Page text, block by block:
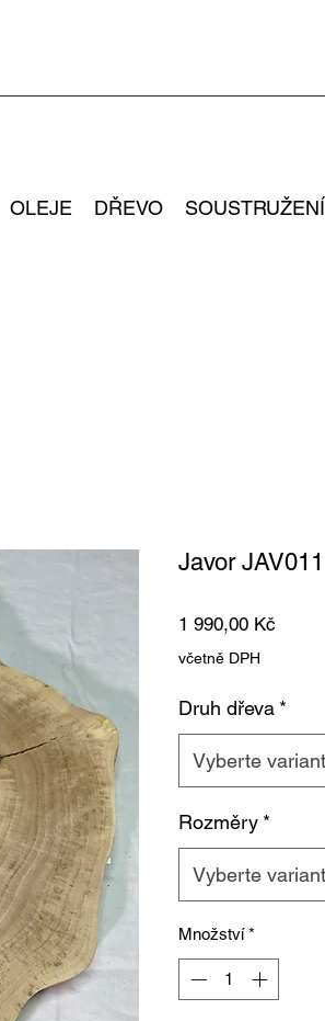
OLEJE DŘEVO SOUSTRUŽENÍ
Javor JAV011
1 990,00 Kč
včetně DPH
Druh dřeva *
Vyberte
Rozměry *
Vyberte
Množství *